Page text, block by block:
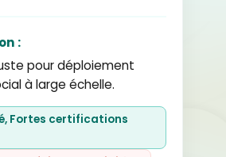
:
pour déploiement
à large échelle.
Fortes certifications